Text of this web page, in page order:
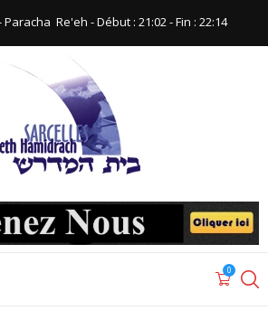
Re'eh‬ - Début : 21:02‬ - Fin : ‪22:14‬
0